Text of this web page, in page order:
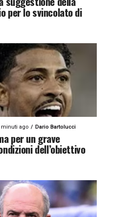
per lo svincolato di
minuti ago Dario Bartolucci
per un grave
dell’obiettivo